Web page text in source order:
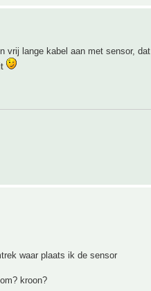
vrij lange kabel aan met sensor, dat
waar plaats ik de sensor
kroon?